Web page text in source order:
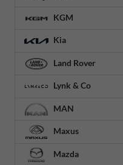
KGM
Kia
Land Rover
Lynk & Co
MAN
Maxus
Mazda